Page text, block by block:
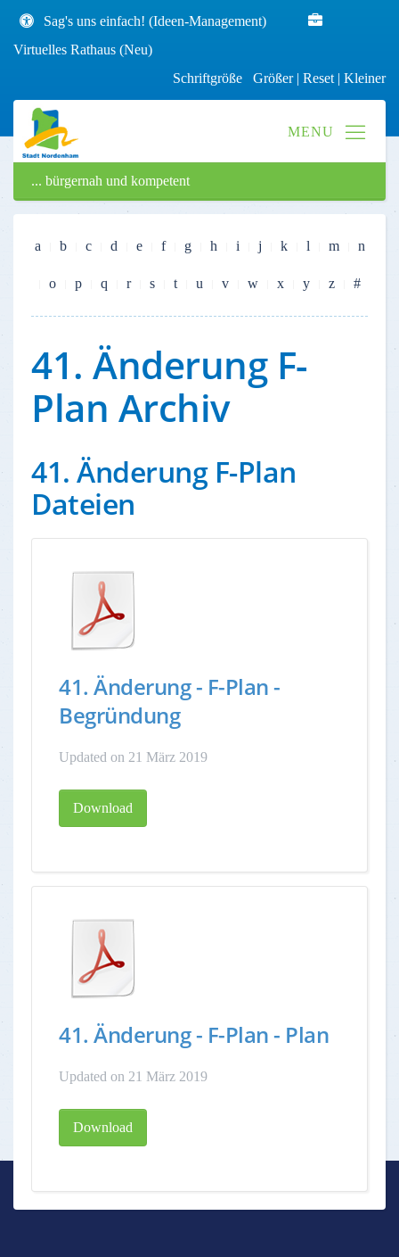
Sag's uns einfach! (Ideen-Management)
Virtuelles Rathaus (Neu)
Schriftgröße Größer| Reset | Kleiner
... bürgernah und kompetent
a b c d e f g h i j k l m n
o p q r s t u v w x y z #
41. Änderung F-
Plan Archiv
41. Änderung F-Plan
Dateien
41. Änderung - F-Plan -
Begründung
Updated on 21 März 2019
Download
41. Änderung - F-Plan - Plan
Updated on 21 März 2019
Download